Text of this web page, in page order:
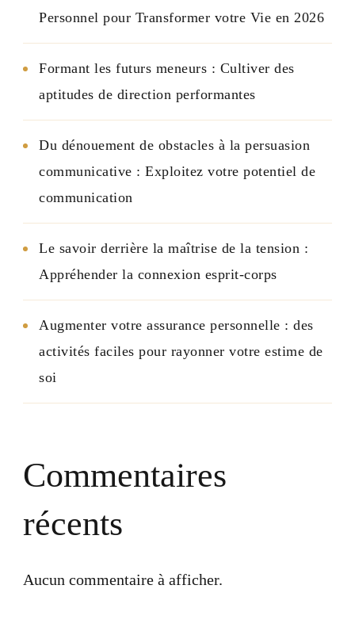
Personnel pour Transformer votre Vie en 2026
Formant les futurs meneurs : Cultiver des
aptitudes de direction performantes
Du dénouement de obstacles à la persuasion
communicative : Exploitez votre potentiel de
communication
Le savoir derrière la maîtrise de la tension :
Appréhender la connexion esprit-corps
Augmenter votre assurance personnelle : des
activités faciles pour rayonner votre estime de
soi
Commentaires
récents
Aucun commentaire à afficher.